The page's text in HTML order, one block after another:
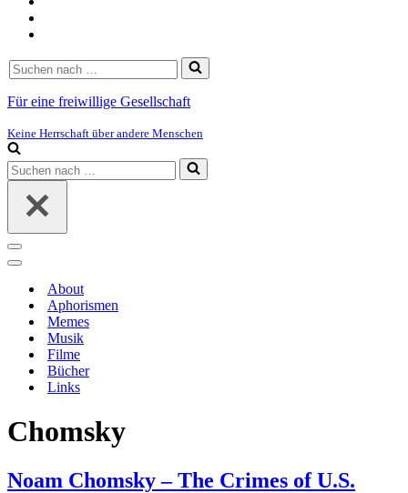
Suchen
nach …
Für eine freiwillige Gesellschaft
Keine Herrschaft über andere Menschen
Suchen
nach …
Navigations-
Menü
Navigations-
About
Aphorismen
Memes
Musik
Filme
Bücher
Links
Chomsky
Noam Chomsky – The Crimes of U.S.